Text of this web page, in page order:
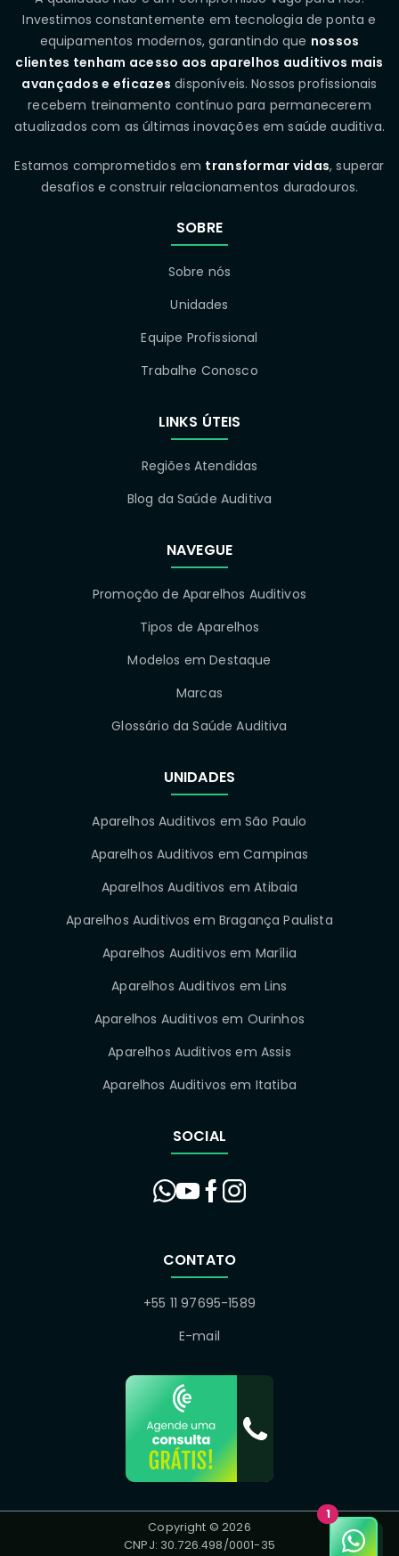
1
Investimos constantemente em tecnologia de ponta e
equipamentos modernos, garantindo que nossos
clientes tenham acesso aos aparelhos auditivos mais
avançados e eficazes disponíveis. Nossos profissionais
recebem treinamento contínuo para permanecerem
atualizados com as últimas inovações em saúde auditiva.
Estamos comprometidos em transformar vidas, superar
desafios e construir relacionamentos duradouros.
SOBRE
Sobre nós
Unidades
Equipe Profissional
Trabalhe Conosco
LINKS ÚTEIS
Regiões Atendidas
Blog da Saúde Auditiva
NAVEGUE
Promoção de Aparelhos Auditivos
Tipos de Aparelhos
Modelos em Destaque
Marcas
Glossário da Saúde Auditiva
UNIDADES
Aparelhos Auditivos em São Paulo
Aparelhos Auditivos em Campinas
Aparelhos Auditivos em Atibaia
Aparelhos Auditivos em Bragança Paulista
Aparelhos Auditivos em Marília
Aparelhos Auditivos em Lins
Aparelhos Auditivos em Ourinhos
Aparelhos Auditivos em Assis
Aparelhos Auditivos em Itatiba
SOCIAL
CONTATO
+55 11 97695-1589
E-mail
Copyright © 2026
CNPJ: 30.726.498/0001-35